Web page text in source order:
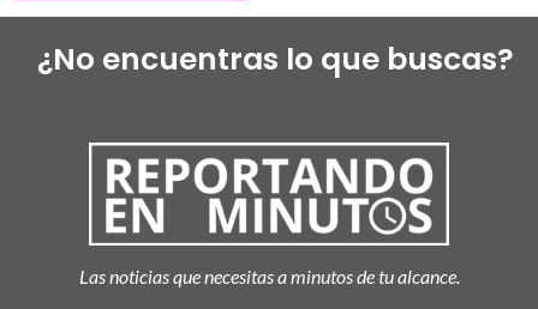
¿No encuentras lo que buscas?
Las noticias que necesitas a minutos de tu alcance.